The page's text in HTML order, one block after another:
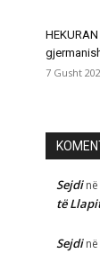
7 Gusht
Sejdinë
të
Sejdinë